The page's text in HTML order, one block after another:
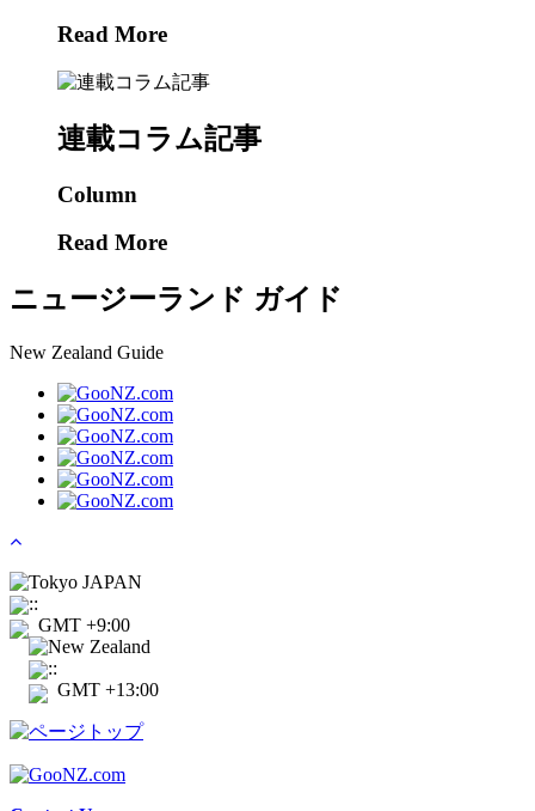
Read More
連載コラム記事
Column
Read More
ニュージーランド ガイド
New Zealand Guide
Tokyo JAPAN
::
GMT +9:00
New Zealand
::
GMT +13:00